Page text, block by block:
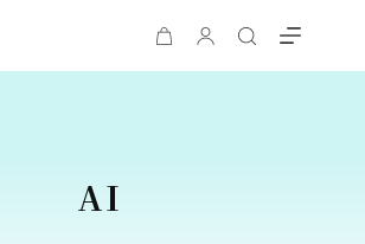
AI